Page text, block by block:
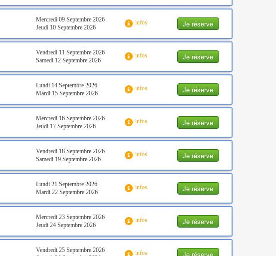
Je réserve
Mercredi 09 Septembre 2026
Jeudi 10 Septembre 2026
infos
Je réserve
Vendredi 11 Septembre 2026
Samedi 12 Septembre 2026
infos
Je réserve
Lundi 14 Septembre 2026
Mardi 15 Septembre 2026
infos
Je réserve
Mercredi 16 Septembre 2026
Jeudi 17 Septembre 2026
infos
Je réserve
Vendredi 18 Septembre 2026
Samedi 19 Septembre 2026
infos
Je réserve
Lundi 21 Septembre 2026
Mardi 22 Septembre 2026
infos
Je réserve
Mercredi 23 Septembre 2026
Jeudi 24 Septembre 2026
infos
Je réserve
Vendredi 25 Septembre 2026
infos